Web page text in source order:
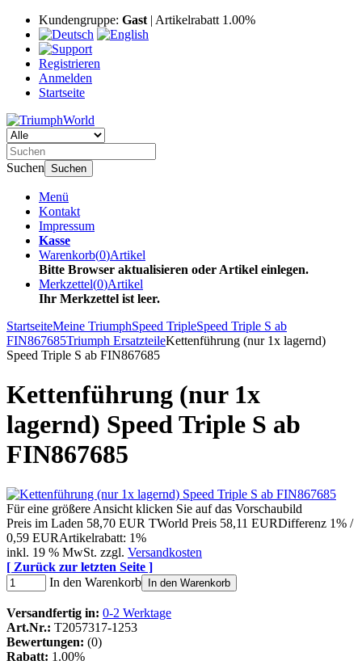
Kundengruppe: Gast | Artikelrabatt 1.00%
Registrieren
Anmelden
Startseite
Suchen Suchen
Menü
Kontakt
Impressum
Kasse
Warenkorb(0)Artikel
Bitte Browser aktualisieren oder Artikel einlegen.
Merkzettel(0)Artikel
Ihr Merkzettel ist leer.
StartseiteMeine TriumphSpeed TripleSpeed Triple S ab
FIN867685Triumph ErsatzteileKettenführung (nur 1x lagernd)
Speed Triple S ab FIN867685
Kettenführung (nur 1x
lagernd) Speed Triple S ab
FIN867685
Für eine größere Ansicht klicken Sie auf das Vorschaubild
Preis im Laden 58,70 EUR TWorld Preis 58,11 EURDifferenz 1% /
0,59 EURArtikelrabatt: 1%
inkl. 19 % MwSt. zzgl. Versandkosten
[ Zurück zur letzten Seite ]
In den Warenkorb
In den Warenkorb
Versandfertig in: 0-2 Werktage
Art.Nr.: T2057317-1253
Bewertungen: (0)
Rabatt: 1.00%